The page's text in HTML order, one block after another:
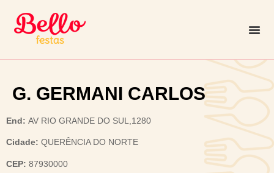
G. GERMANI CARLOS
End: AV RIO GRANDE DO SUL,1280
Cidade: QUERÊNCIA DO NORTE
CEP: 87930000